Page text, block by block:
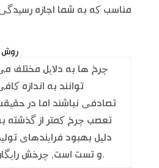
مناسب که به شما اجازه
روش
چرخ ها به دلایل مختلف
توانند به اندازه
تصادفی نباشند اما در
تعصب چرخ کمتر از گذشته
دلیل بهبود فرایندهای
و تست است, چرخش رایگان.